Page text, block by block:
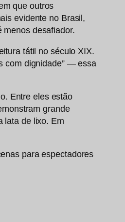
que outros
evidente no Brasil,
menos desafiador.
tátil no século XIX.
com dignidade” — essa
Entre eles estão
grande
lata de lixo. Em
para espectadores